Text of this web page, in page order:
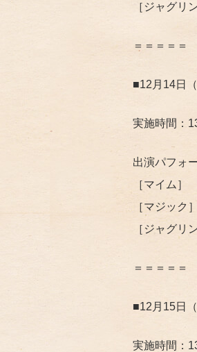
［ジャグリ
＝＝＝＝＝
■12月14日
実施時間：
出演パフォ
［マイム
［マジッ
［ジャグリ
＝＝＝＝＝
■12月15日
実施時間：